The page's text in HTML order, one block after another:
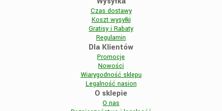
Czas dostawy
Koszt wysyłki
Gratisy i Rabaty
Regulamin
Dla Klientów
Promocje
Nowości
Wiarygodność sklepu
Legalność nasion
O sklepie
O nas